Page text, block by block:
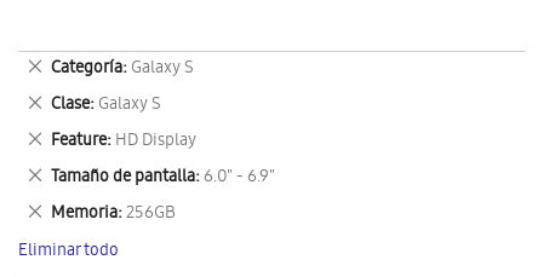
Categoría Galaxy S
Eliminar
este
artículo
Clase Galaxy S
Eliminar
este
artículo
Feature HD Display
Eliminar
este
artículo
Tamaño de pantalla 6.0" - 6.9"
Eliminar
este
artículo
Memoria 256GB
Eliminar
este
artículo
Eliminar todo